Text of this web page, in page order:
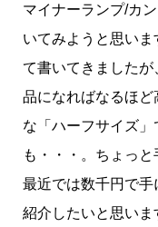
マイナーランプ/カ
いてみようと思い
て書いてきました
品になればなるほ
な「ハーフサイズ
も・・・。ちょっ
最近では数千円で
紹介したいと思いま